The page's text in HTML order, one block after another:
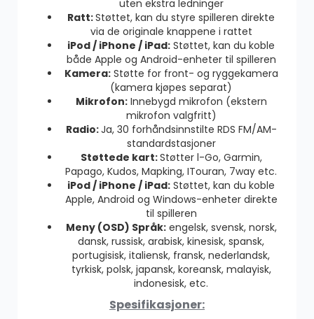
uten ekstra ledninger
Ratt:Støttet, kan du styre spilleren direkte
via de originale knappene i rattet
iPod / iPhone / iPad: Støttet, kan du koble
både Apple og Android-enheter til spilleren
Kamera:Støtte for front- og ryggekamera
(kamera kjøpes separat)
Mikrofon:Innebygd mikrofon (ekstern
mikrofon valgfritt)
Radio:Ja, 30 forhåndsinnstilte RDS FM/AM-
standardstasjoner
Støttede kart:Støtter l-Go, Garmin,
Papago, Kudos, Mapking, ITouran, 7way etc.
iPod / iPhone / iPad: Støttet, kan du koble
Apple, Android og Windows-enheter direkte
til spilleren
Meny (OSD) Språk:engelsk, svensk, norsk,
dansk, russisk, arabisk, kinesisk, spansk,
portugisisk, italiensk, fransk, nederlandsk,
tyrkisk, polsk, japansk, koreansk, malayisk,
indonesisk, etc.
Spesifikasjoner: